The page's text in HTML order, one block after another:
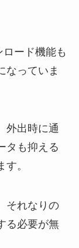
ード機能も
なっていま
外出時に通
タも抑える
。
それなりの
る必要が無